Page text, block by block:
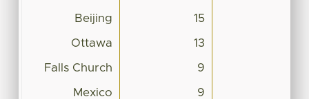
Beijing 15
Ottawa 13
Falls Church 9
Mexico 9